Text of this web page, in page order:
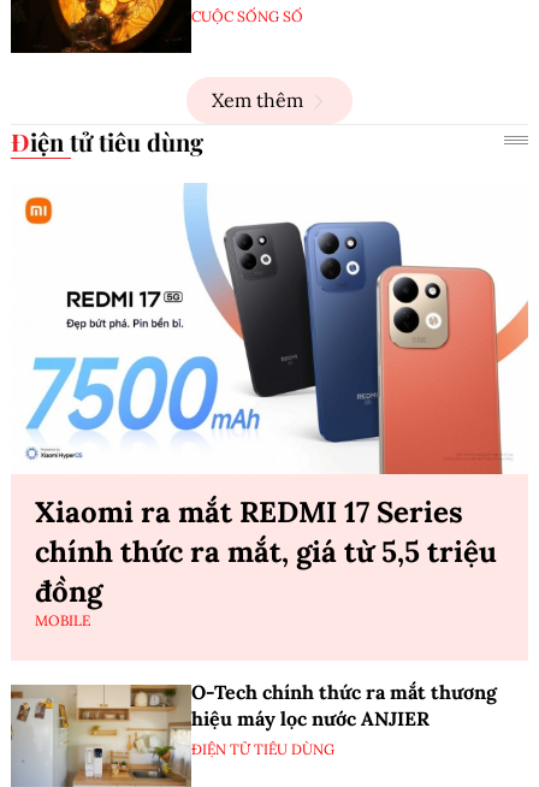
CUỘC SỐNG SỐ
Xem thêm
Điện tử tiêu dùng
Xiaomi ra mắt REDMI 17 Series
chính thức ra mắt, giá từ 5,5 triệu
đồng
MOBILE
O-Tech chính thức ra mắt thương
hiệu máy lọc nước ANJIER
ĐIỆN TỬ TIÊU DÙNG